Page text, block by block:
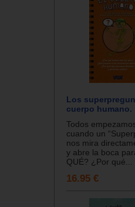
Los
cuerpo humano.
Todos
cuando un
nos mira
y abre la boca
QUÉ? ¿Por qué...
16.95 €